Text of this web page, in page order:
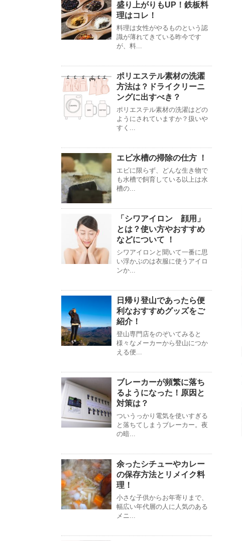
盛り上がりもUP！鉄板料
理はコレ！
料理は女性がやるものという認
識が薄れてきている昨今です
が、料...
ポリエステル素材の洗濯
方法は？ドライクリーニ
ングに出すべき？
ポリエステル素材の洗濯はどの
ようにされていますか？扱いや
すく...
エビ水槽の掃除の仕方 ！
エビに限らず、どんな生き物で
も水槽で飼育している以上は水
槽の...
「シワアイロン 顔用」
とは？使い方やおすすめ
などについて ！
シワアイロンと聞いて一番に思
い浮かぶのは衣服に使うアイロ
ンか...
日帰り登山であったら便
利なおすすめグッズをご
紹介！
登山専門店をのぞいてみると
様々なメーカーから登山につか
える便...
ブレーカーが頻繁に落ち
るようになった！原因と
対策は？
ついうっかり電気を使いすぎる
と落ちてしまうブレーカー。夜
の暗...
余ったシチューやカレー
の保存方法とリメイク料
理！
小さな子供からお年寄りまで、
幅広い年代層の人に人気のある
メニ...